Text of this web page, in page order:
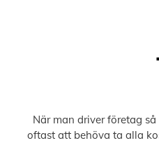
När man driver företag
oftast att behöva ta alla